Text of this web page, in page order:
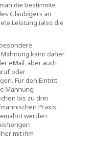
die bestimmte
Gläubigers an
Leistung (also die
kann daher
eMail, aber auch
oder
Für den Eintritt
Mahnung
bis zu drei
Praxis.
werden
mit ihm